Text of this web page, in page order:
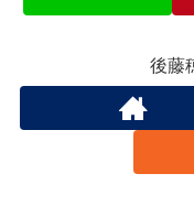
後藤